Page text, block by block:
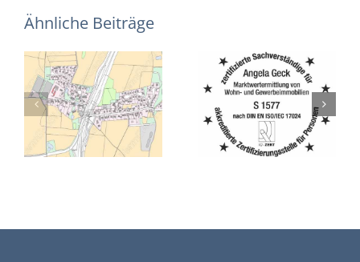
Ähnliche Beiträge
DIN EN ISO/IEC
17024
Zertifizierung für
Sachverständige
Immobilienmarkt
2026: Käufer- oder
Verkäufermarkt?